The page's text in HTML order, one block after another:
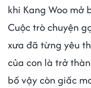
khi Kang Woo mở
Cuộc trò chuyện
xưa đã từng yêu
của con là trở
bố vậy còn giấc